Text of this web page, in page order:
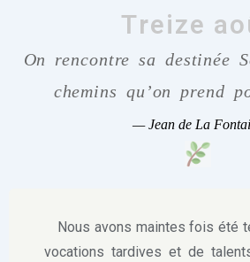
Treize
On rencontre sa destinée
chemins qu’on prend
—Jean de La
Nous avons maintes fois été
vocations tardives et de